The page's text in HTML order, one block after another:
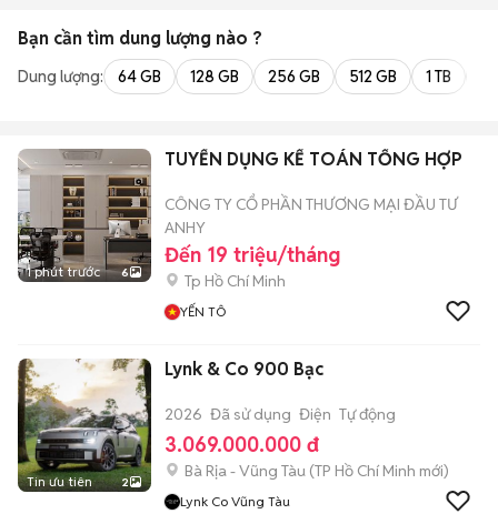
Bạn cần tìm dung lượng nào ?
Dung lượng: 64 GB 128 GB 256 GB 512 GB 1 TB
1 phút trước 6
TUYỂN DỤNG KẾ TOÁN TỔNG HỢP
CÔNG TY CỔ PHẦN THƯƠNG MẠI ĐẦU TƯ
ANHY
Đến 19 triệu/tháng
Tp Hồ Chí Minh
YẾN TÔ
Tin ưu tiên 2
Lynk & Co 900 Bạc
2026 Đã sử dụng Điện Tự động
3.069.000.000 đ
Bà Rịa - Vũng Tàu (TP Hồ Chí Minh mới)
Lynk Co Vũng Tàu